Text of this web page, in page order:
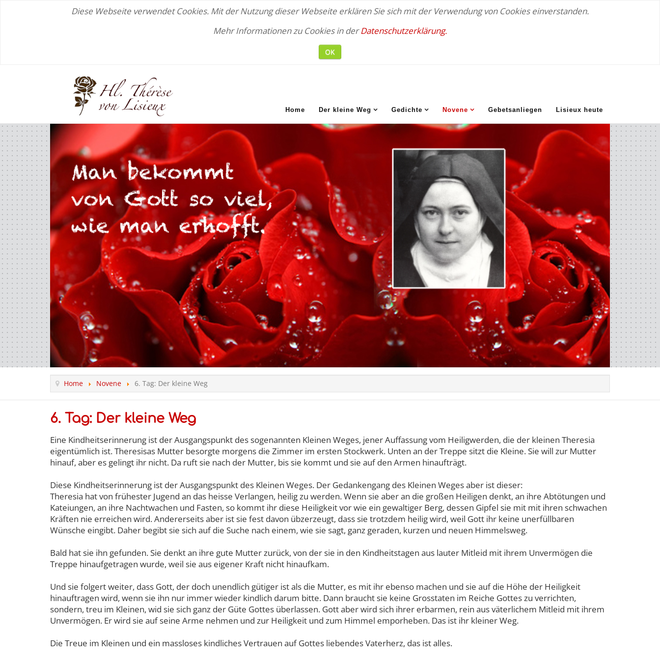
Diese Webseite verwendet Cookies. Mit der Nutzung dieser Webseite erklären Sie sich mit der Verwendung von Cookies einverstanden.
Mehr Informationen zu Cookies in derDatenschutzerklärung.
OK
Home Der kleine Weg Gedichte Novene Gebetsanliegen Lisieux heute
Home Novene 6. Tag: Der kleine Weg
6. Tag: Der kleine Weg
Eine Kindheitserinnerung ist der Ausgangspunkt des sogenannten Kleinen Weges, jener Auffassung vom Heiligwerden, die der kleinen Theresia
eigentümlich ist. Theresisas Mutter besorgte morgens die Zimmer im ersten Stockwerk. Unten an der Treppe sitzt die Kleine. Sie will zur Mutter
hinauf, aber es gelingt ihr nicht. Da ruft sie nach der Mutter, bis sie kommt und sie auf den Armen hinaufträgt.
Diese Kindheitserinnerung ist der Ausgangspunkt des Kleinen Weges. Der Gedankengang des Kleinen Weges aber ist dieser:
Theresia hat von frühester Jugend an das heisse Verlangen, heilig zu werden. Wenn sie aber an die großen Heiligen denkt, an ihre Abtötungen und
Kateiungen, an ihre Nachtwachen und Fasten, so kommt ihr diese Heiligkeit vor wie ein gewaltiger Berg, dessen Gipfel sie mit mit ihren schwachen
Kräften nie erreichen wird. Andererseits aber ist sie fest davon übzerzeugt, dass sie trotzdem heilig wird, weil Gott ihr keine unerfüllbaren
Wünsche eingibt. Daher begibt sie sich auf die Suche nach einem, wie sie sagt, ganz geraden, kurzen und neuen Himmelsweg.
Bald hat sie ihn gefunden. Sie denkt an ihre gute Mutter zurück, von der sie in den Kindheitstagen aus lauter Mitleid mit ihrem Unvermögen die
Treppe hinaufgetragen wurde, weil sie aus eigener Kraft nicht hinaufkam.
Und sie folgert weiter, dass Gott, der doch unendlich gütiger ist als die Mutter, es mit ihr ebenso machen und sie auf die Höhe der Heiligkeit
hinauftragen wird, wenn sie ihn nur immer wieder kindlich darum bitte. Dann braucht sie keine Grosstaten im Reiche Gottes zu verrichten,
sondern, treu im Kleinen, wid sie sich ganz der Güte Gottes überlassen. Gott aber wird sich ihrer erbarmen, rein aus väterlichem Mitleid mit ihrem
Unvermögen. Er wird sie auf seine Arme nehmen und zur Heiligkeit und zum Himmel emporheben. Das ist ihr kleiner Weg.
Die Treue im Kleinen und ein massloses kindliches Vertrauen auf Gottes liebendes Vaterherz, das ist alles.